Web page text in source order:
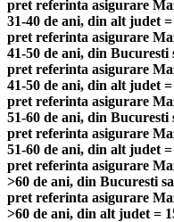
pret referinta asigurare
31-40 de ani, din alt judet
pret referinta asigurare
41-50 de ani, din
pret referinta asigurare
41-50 de ani, din alt judet
pret referinta asigurare
51-60 de ani, din
pret referinta asigurare
51-60 de ani, din alt judet
pret referinta asigurare
>60 de ani, din Bucuresti
pret referinta asigurare
>60 de ani, din alt judet =